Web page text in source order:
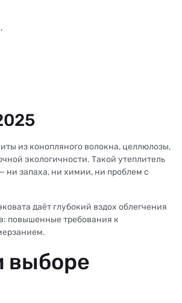
из конопляного волокна, целлюлозы,
экологичности. Такой утеплитель
ни запаха, ни химии, ни проблем с
даёт глубокий вздох облегчения
повышенные требования к
выборе